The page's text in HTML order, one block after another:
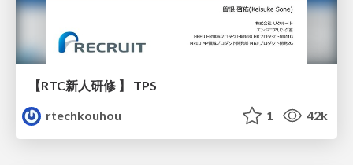
【RTC新人研修 】 TPS
rtechkouhou
1 42k